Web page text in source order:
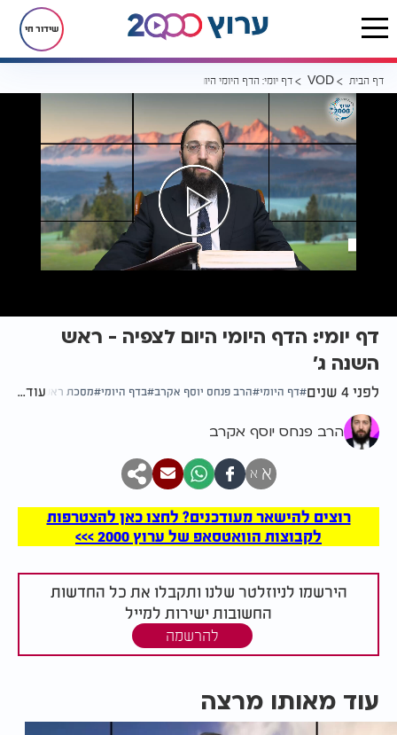
שידור חי
דף הבית VOD דף יומי: הדף היומי היום לצפיה - ראש השנה ג’
דף יומי: הדף היומי היום לצפיה - ראש
השנה ג’
לפני 4 שנים דף היומי הרב פנחס יוסף אקרב בדף היומי מסכת ראש השנה
עוד...
הרב פנחס יוסף אקרב
א א
רוצים להישאר מעודכנים? לחצו כאן להצטרפות
לקבוצות הוואטסאפ של ערוץ 2000 >>>
הירשמו לניוזלטר שלנו ותקבלו את כל החדשות
החשובות ישירות למייל
להרשמה
עוד מאותו מרצה